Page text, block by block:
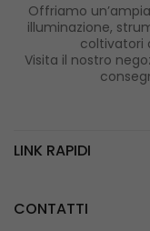
Offriamo
illuminazione,
coltivatori
Visita il nostro
LINK RAPIDI
CONTATTI